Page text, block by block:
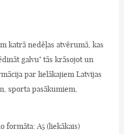
katrā nedēļas atvērumā, kas
galvu" tās krāsojot un
par lielākajiem Latvijas
sporta pasākumiem,
formāta: A5 (liekākais)